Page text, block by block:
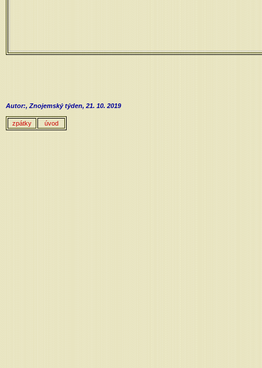
Autor:, Znojemský týden, 21. 10. 2019
zpátky úvod